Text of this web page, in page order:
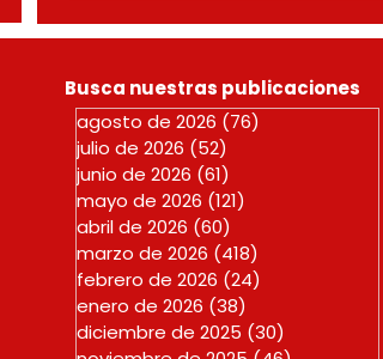
Busca nuestras publicaciones
agosto de 2026 (76)
julio de 2026 (52)
junio de 2026 (61)
mayo de 2026 (121)
abril de 2026 (60)
marzo de 2026 (418)
febrero de 2026 (24)
enero de 2026 (38)
diciembre de 2025 (30)